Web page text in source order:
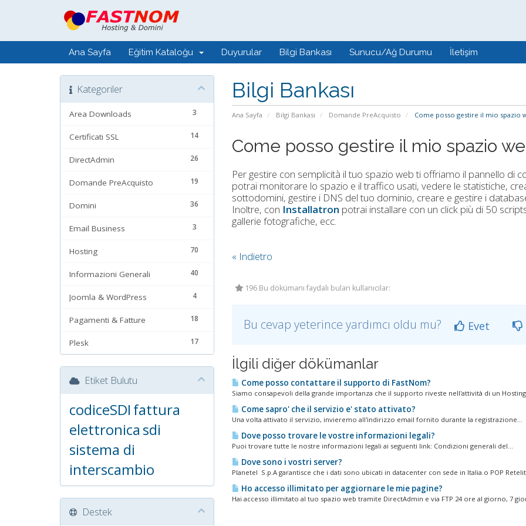
Ana Sayfa Eğitim Kataloğu Duyurular Bilgi Bankası Sunucu/Ağ Durumu İletişim
Bilgi Bankası
Ana Sayfa Bilgi Bankası Domande PreAcquisto Come posso gestire il mio spazio
Kategoriler
3
Area Downloads
14
Certificati SSL
26
DirectAdmin
19
Domande PreAcquisto
36
Domini
3
Email Business
70
Hosting
40
Informazioni Generali
4
Joomla & WordPress
18
Pagamenti & Fatture
17
Plesk
Come posso gestire il mio spazio
Per gestire con semplicità il tuo spazio web ti offriamo il pannello di
potrai monitorare lo spazio e il traffico usati, vedere le statistiche,
sottodomini, gestire i DNS del tuo dominio, creare e gestire i
Inoltre, con Installatron potrai installare con un click più di 50
gallerie fotografiche, ecc.
« Indietro
196 Bu dökümanı faydalı bulan kullanıcılar:
Bu cevap yeterince yardımcı oldu mu? Evet
İlgili diğer dökümanlar
Come posso contattare il supporto di FastNom?
Siamo consapevoli della grande importanza che il supporto riveste nell'attività di un
Come sapro' che il servizio e' stato attivato?
Una volta attivato il servizio, invieremo all'indirizzo email fornito durante la registrazione...
Dove posso trovare le vostre informazioni legali?
Puoi trovare tutte le nostre informazioni legali ai seguenti link: Condizioni generali del...
Dove sono i vostri server?
Planetel S.p.A garantisce che i dati sono ubicati in datacenter con sede in Italia.o POP
Ho accesso illimitato per aggiornare le mie pagine?
Hai accesso illimitato al tuo spazio web tramite DirectAdmin e via FTP 24 ore al giorno, 7
Etiket Bulutu
codiceSDI fattura
elettronica sdi
sistema di
interscambio
Destek